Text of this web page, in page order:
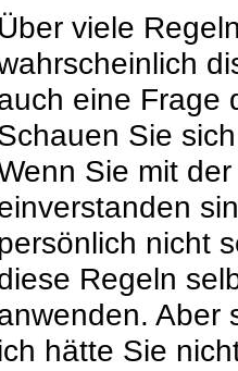
Über viele
eine Frage
Sie
Sie mit
nicht
Regeln
Aber
hätte Sie